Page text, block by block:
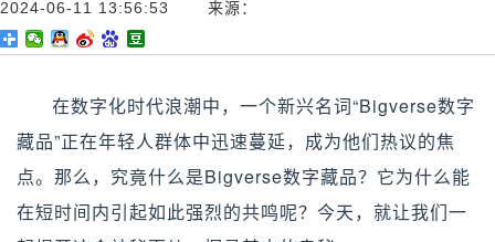
2024-06-11 13:56:53 来源：
在数字化时代浪潮中，一个新兴名词“Bigverse数字
藏品”正在年轻人群体中迅速蔓延，成为他们热议的焦
点。那么，究竟什么是Bigverse数字藏品？它为什么能
在短时间内引起如此强烈的共鸣呢？今天，就让我们一